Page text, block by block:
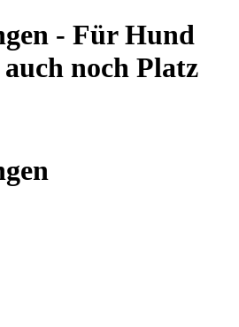
- Für Hund
noch Platz